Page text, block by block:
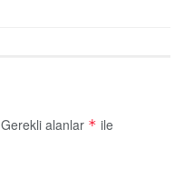
Gerekli alanlar * ile